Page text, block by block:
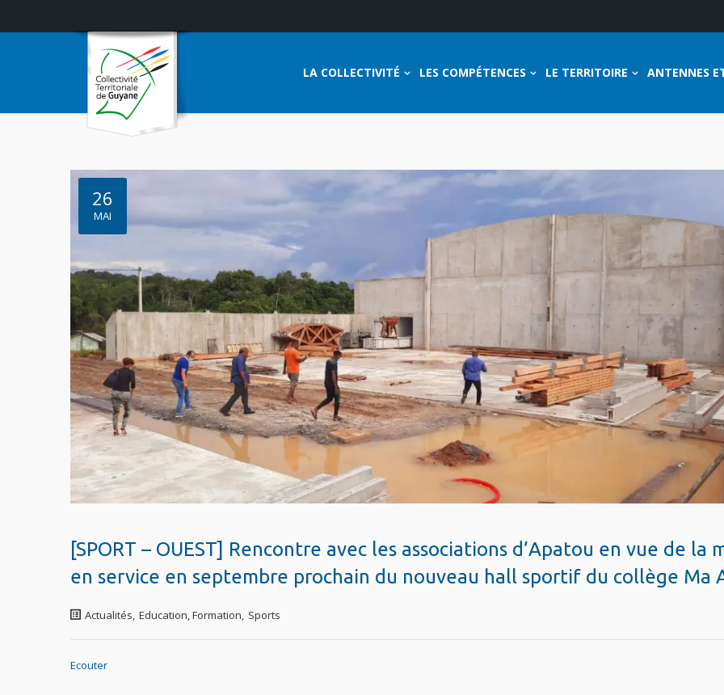
LA COLLECTIVITÉ LES COMPÉTENCES LE TERRITOIRE ANTENNES
26
MAI
[SPORT – OUEST] Rencontre avec les associations d’Apatou en vue de la
en service en septembre prochain du nouveau hall sportif du collège Ma
Actualités, Education, Formation, Sports
Ecouter